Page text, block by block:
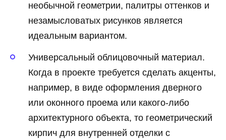
необычной геометрии, палитры оттенков и
незамысловатых рисунков является
идеальным вариантом.
Универсальный облицовочный материал.
Когда в проекте требуется сделать акценты,
например, в виде оформления дверного
или оконного проема или какого-либо
архитектурного объекта, то геометрический
кирпич для внутренней отделки с